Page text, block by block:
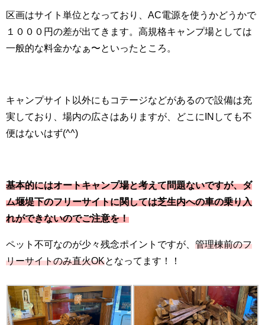
区画はサイト単位となっており、AC電源を使うかどうかで
１０００円の差が出てきます。高規格キャンプ場としては
一般的な料金かなぁ〜といったところ。
キャンプサイト以外にもコテージなどがあるので設備は充
実しており、場内の広さはありますが、どこにINしても不
便はないはず(^^)
基本的にはオートキャンプ場と考えて問題ないですが、ダ
ム堰堤下のフリーサイトに関しては芝生内への車の乗り入
れができないのでご注意を！
ペット不可なのが少々残念ポイントですが、 管理棟前のフ
リーサイトのみ直火OKとなってます！！